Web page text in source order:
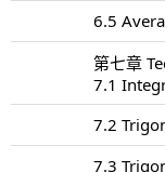
6.5
第七章
7.1
7.2
7.3